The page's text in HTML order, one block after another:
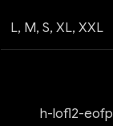
L, M, S, XL, XXL
h-lofl2-eofp